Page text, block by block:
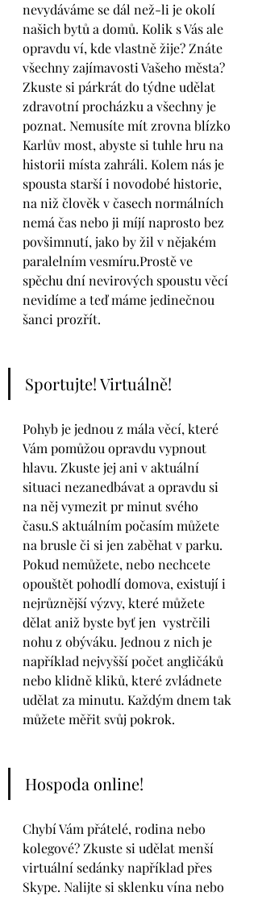
nevydáváme se dál než-li je okolí
našich bytů a domů. Kolik s Vás ale
opravdu ví, kde vlastně žije? Znáte
všechny zajímavosti Vašeho města?
Zkuste si párkrát do týdne udělat
zdravotní procházku a všechny je
poznat. Nemusíte mít zrovna blízko
Karlův most, abyste si tuhle hru na
historii místa zahráli. Kolem nás je
spousta starší i novodobé historie,
na niž člověk v časech normálních
nemá čas nebo ji míjí naprosto bez
povšimnutí, jako by žil v nějakém
paralelním vesmíru.Prostě ve
spěchu dní nevirových spoustu věcí
nevidíme a teď máme jedinečnou
šanci prozřít.
Sportujte! Virtuálně!
Pohyb je jednou z mála věcí, které
Vám pomůžou opravdu vypnout
hlavu. Zkuste jej ani v aktuální
situaci nezanedbávat a opravdu si
na něj vymezit pr minut svého
času.S aktuálním počasím můžete
na brusle či si jen zaběhat v parku.
Pokud nemůžete, nebo nechcete
opouštět pohodlí domova, existují i
nejrůznější výzvy, které můžete
dělat aniž byste byť jen  vystrčili
nohu z obýváku. Jednou z nich je
například nejvyšší počet angličáků
nebo klidně kliků, které zvládnete
udělat za minutu. Každým dnem tak
můžete měřit svůj pokrok.
Hospoda online!
Chybí Vám přátelé, rodina nebo
kolegové? Zkuste si udělat menší
virtuální sedánky například přes
Skype. Nalijte si sklenku vína nebo